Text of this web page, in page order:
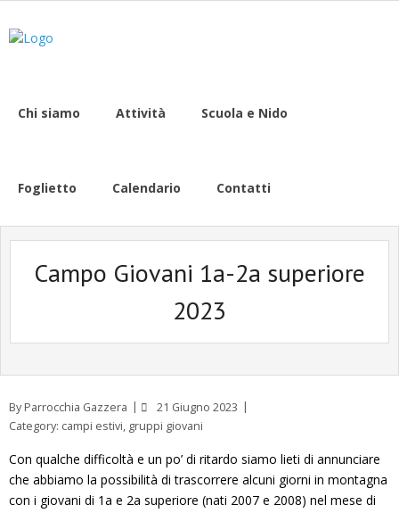
Chi siamo Attività Scuola e Nido
Foglietto Calendario Contatti
Campo Giovani 1a-2a superiore
2023
By Parrocchia Gazzera
21 Giugno 2023
Category: campi estivi, gruppi giovani
Con qualche difficoltà e un po’ di ritardo siamo lieti di annunciare
che abbiamo la possibilità di trascorrere alcuni giorni in montagna
con i giovani di 1a e 2a superiore (nati 2007 e 2008) nel mese di